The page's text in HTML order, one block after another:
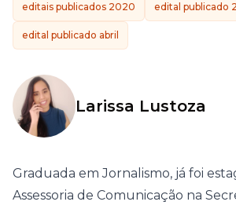
editais publicados 2020 edital publicado
edital publicado abril
Larissa Lustoza
Graduada em Jornalismo, já foi
Assessoria de Comunicação na